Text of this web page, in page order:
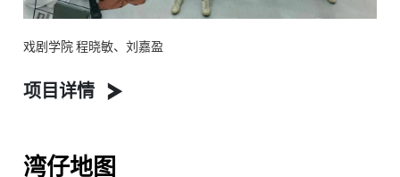
戏剧学院 程晓敏、刘嘉盈
项目详情
湾仔地图